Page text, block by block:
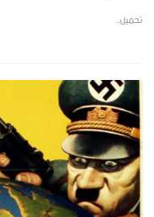
تحميل...